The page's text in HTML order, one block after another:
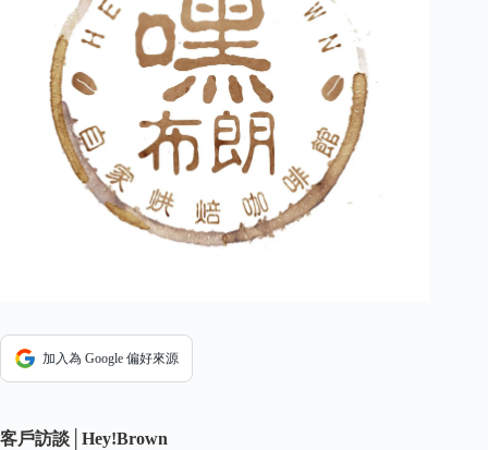
加入為 Google 偏好來源
客戶訪談│Hey!Brown